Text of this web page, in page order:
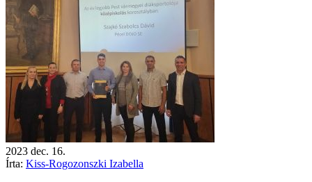
2023 dec. 16.
Írta: Kiss-Rogozonszki Izabella